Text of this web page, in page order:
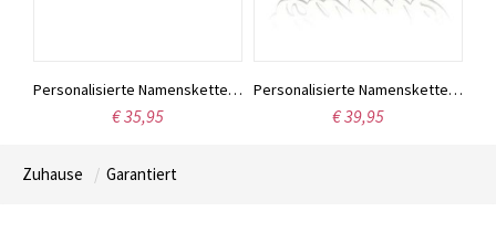
Personalisierte Namenskette „Carrie“, 18 Karat vergoldet
€ 35,95
Personalisierte Namenskette „Carrie“ aus Sterlingsilber
€ 39,95
Zuhause Garantiert